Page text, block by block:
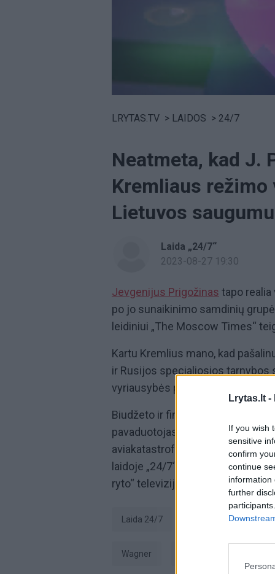
Lrytas.lt -
If you wish
sensitive
confirm
continue
information
further
LRYTAS.TV > LAIDOS > 24/7
Neatmeta, kad J.
Kremliaus
Lietuvos
Laida „24/7“
2023-08-27 19:30
Jevgenijus Prigožinas tapo
po jo sunaikinimo samdinių grupė
leidiniui „The Moscow Times“
Kartu Kremlius mano, kad
ir Rusijos specialiosios tarnybos
vyriausybės pareigūnas.
Biudžeto ir finansų komiteto
pavaduotojas, Laisvės frakcijos
aviakatastrofą ir apžvelgė, kokią
laidoje „24/7“, ją žiūrėkite
ryto“ televiziją.
Laida 24/7 Tadas Ignatavičius
Wagner